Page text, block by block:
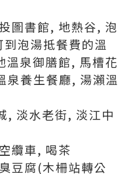
圖書館, 地熱谷, 泡
泡湯抵餐費的溫
溫泉御膳館, 馬槽花
泉養生餐廳, 湯瀨溫
, 淡水老街, 淡江中
纜車, 喝茶
豆腐(木柵站轉公